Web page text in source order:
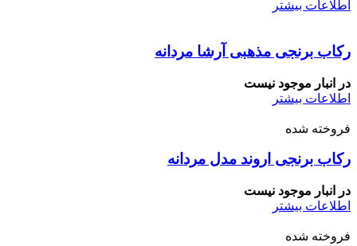
اطلاعات بیشتر
رکاب برنجی مذهبی آرشا مردانه
در انبار موجود نیست
اطلاعات بیشتر
فروخته شده
رکاب برنجی اروند مدل مردانه
در انبار موجود نیست
اطلاعات بیشتر
فروخته شده